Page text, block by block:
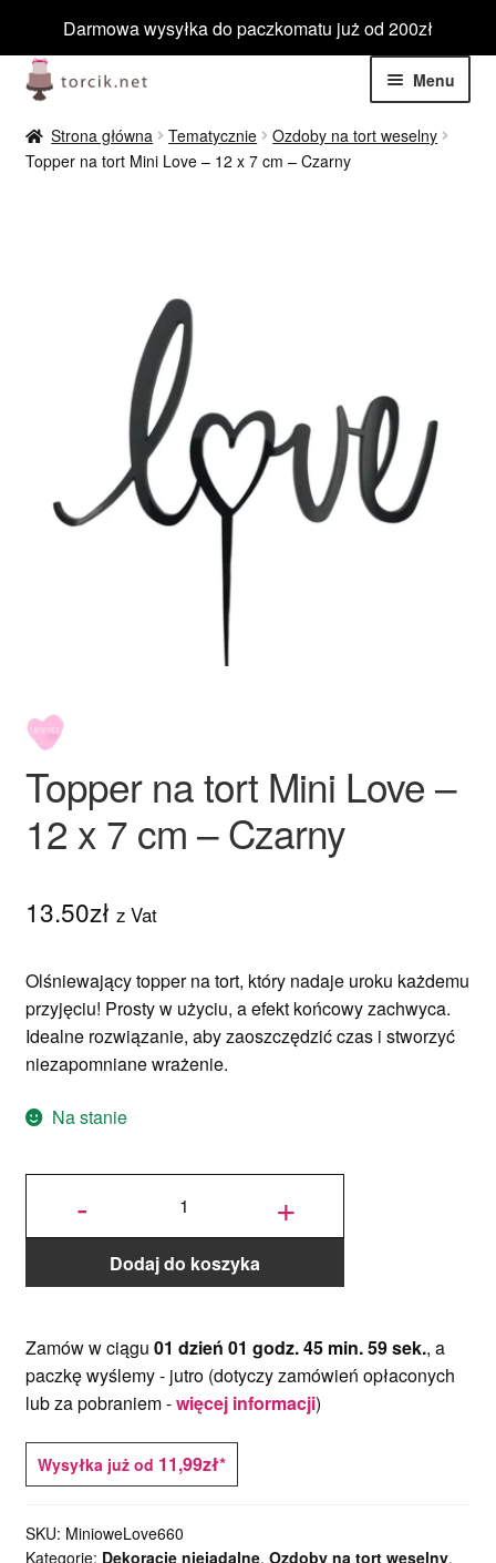
Darmowa wysyłka do paczkomatu już od 200zł
Przejdź
do
nawigacji
Przejdź
do
treści
Menu
Jadalne
Rozwiń
Strona główna Tematycznie
Ozdoby na tort weselny
Topper na tort Mini Love – 12 x 7 cm – Czarny
Topper na tort Mini Love –
12 x 7 cm – Czarny
13.50zł z Vat
Olśniewający topper na tort, który nadaje uroku każdemu
przyjęciu! Prosty w użyciu, a efekt końcowy zachwyca.
Idealne rozwiązanie, aby zaoszczędzić czas i stworzyć
niezapomniane wrażenie.
Na stanie
-
ilość
Love –
cm –
Czarny
+
Dodaj do koszyka
Zamów w ciągu 01 dzień 01 godz. 45 min. 59 sek., a
paczkę wyślemy - jutro(dotyczy zamówień opłaconych
lub za pobraniem -więcej informacji)
Wysyłka już od 11,99zł*
SKU: MinioweLove660
Kategorie: Dekoracje niejadalne, Ozdoby na tort weselny,